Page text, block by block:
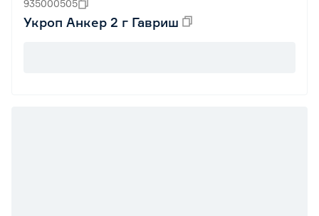
935000505
Укроп Анкер 2 г Гавриш